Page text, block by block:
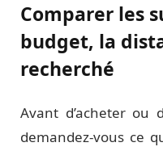
Comparer les
budget, la
recherché
Avant d’acheter ou
demandez-vous ce